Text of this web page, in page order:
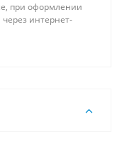
при оформлении
через интернет-